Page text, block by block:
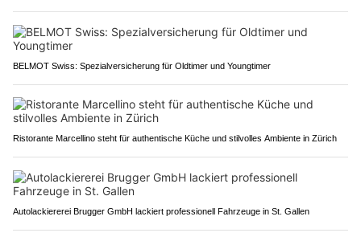
BELMOT Swiss: Spezialversicherung für Oldtimer und Youngtimer
Ristorante Marcellino steht für authentische Küche und stilvolles Ambiente in Zürich
Autolackiererei Brugger GmbH lackiert professionell Fahrzeuge in St. Gallen